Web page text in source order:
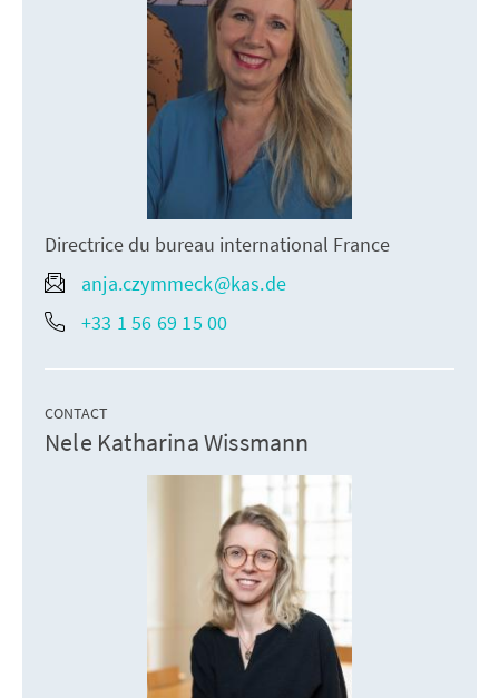
Directrice du bureau international France
anja.czymmeck@kas.de
+33 1 56 69 15 00
CONTACT
Nele Katharina Wissmann